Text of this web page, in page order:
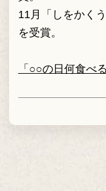
11月「しをかく
を受賞。
「○○の日何食べ